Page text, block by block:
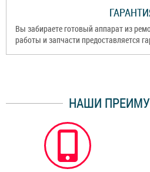
Вы забираете готовый аппарат из
работы и запчасти предоставляется
НАШИ